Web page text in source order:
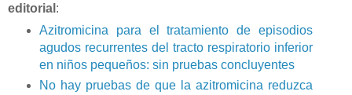
editorial :
Azitromicina para el tratamiento de episodios
agudos recurrentes del tracto respiratorio inferior
en niños pequeños: sin pruebas concluyentes
No hay pruebas de que la azitromicina reduzca